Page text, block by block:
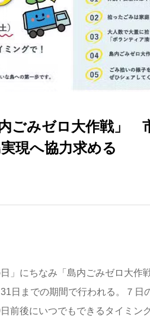
ごみゼロ大作戦」
現へ協力求める
」にちなみ「島内ごみゼロ大作
日までの期間で行われる。７日
前後にいつでもできるタイミン